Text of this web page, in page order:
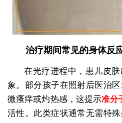
治疗期间常见的身体反
在光疗进程中，患儿皮
象。部分孩子在照射后医治
微瘙痒或灼热感，这提示准分
活性。此类症状通常无需特